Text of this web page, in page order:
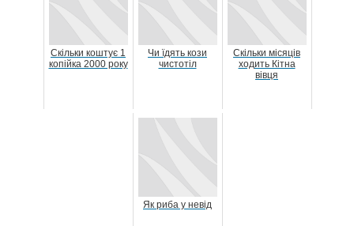
Скільки коштує 1
копійка 2000 року
Чи їдять кози
чистотіл
Скільки місяців
ходить Кітна
вівця
Як риба у невід